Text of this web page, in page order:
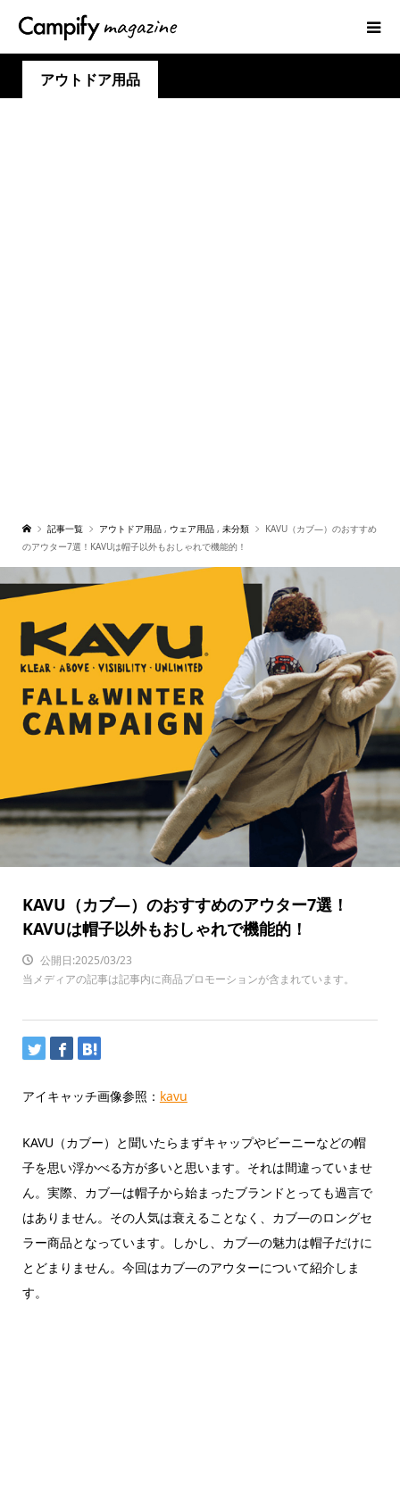
アウトドア用品
記事一覧 アウトドア用品 , ウェア用品 , 未分類
KAVU（カブ―）のおすすめ
のアウター7選！KAVUは帽子以外もおしゃれで機能的！
KAVU（カブ―）のおすすめのアウター7選！
KAVUは帽子以外もおしゃれで機能的！
公開日:2025/03/23
当メディアの記事は記事内に商品プロモーションが含まれています。
アイキャッチ画像参照： kavu
KAVU（カブー）と聞いたらまずキャップやビーニーなどの帽
子を思い浮かべる方が多いと思います。それは間違っていませ
ん。実際、カブ―は帽子から始まったブランドとっても過言で
はありません。その人気は衰えることなく、カブ―のロングセ
ラー商品となっています。しかし、カブ―の魅力は帽子だけに
とどまりません。今回はカブ―のアウターについて紹介しま
す。